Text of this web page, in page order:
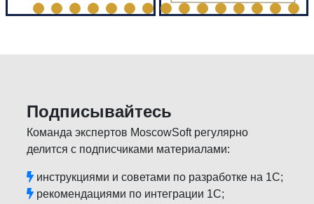
Подписывайтесь
Команда экспертов MoscowSoft регулярно
делится с подписчиками материалами:
инструкциями и советами по разработке на 1С;
рекомендациями по интеграции 1С;